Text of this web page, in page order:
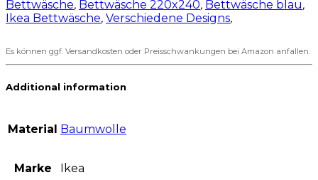
Bettwäsche, Bettwäsche 220x240, Bettwäsche blau,
Ikea Bettwäsche, Verschiedene Designs,
Es können ggf. Versandkosten oder Preisschwankungen bei Amazon anfallen.
Additional information
Material Baumwolle
Marke Ikea